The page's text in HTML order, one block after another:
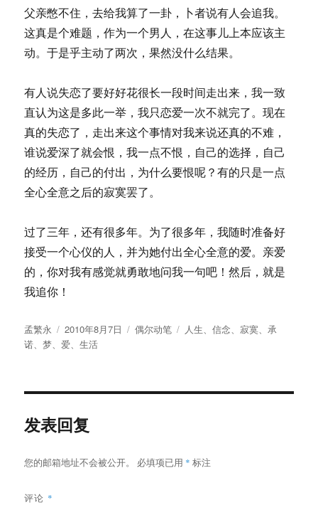
父亲憋不住，去给我算了一卦，卜者说有人会追我。
这真是个难题，作为一个男人，在这事儿上本应该主
动。于是乎主动了两次，果然没什么结果。
有人说失恋了要好好花很长一段时间走出来，我一致
直认为这是多此一举，我只恋爱一次不就完了。现在
真的失恋了，走出来这个事情对我来说还真的不难，
谁说爱深了就会恨，我一点不恨，自己的选择，自己
的经历，自己的付出，为什么要恨呢？有的只是一点
全心全意之后的寂寞罢了。
过了三年，还有很多年。为了很多年，我随时准备好
接受一个心仪的人，并为她付出全心全意的爱。亲爱
的，你对我有感觉就勇敢地问我一句吧！然后，就是
我追你！
作
者
孟繁永
发
布
2010年8月7日
分
偶尔动笔
标
人生、信念、寂寞、承
诺、梦、爱、生活
发表回复
您的邮箱地址不会被公开。 必填项已用 * 标注
评论 *